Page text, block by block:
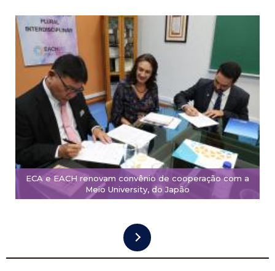
ECA e EACH renovam convênio de cooperação com a
Meio University, do Japão